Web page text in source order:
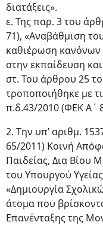
διατάξεις».
ε. Της παρ. 3 του
71), «Αναβάθμιση
καθιέρωση κανόνων
στην εκπαίδευση
στ. Του άρθρου 25
τροποποιήθηκε με
π.δ.43/2010 (ΦΕΚ Α΄
2. Tην υπ’ αριθμ.
65/2011) Κοινή
Παιδείας, Δια Βίου
του Υπουργού
«Δημιουργία
άτομα που
Επανένταξης της